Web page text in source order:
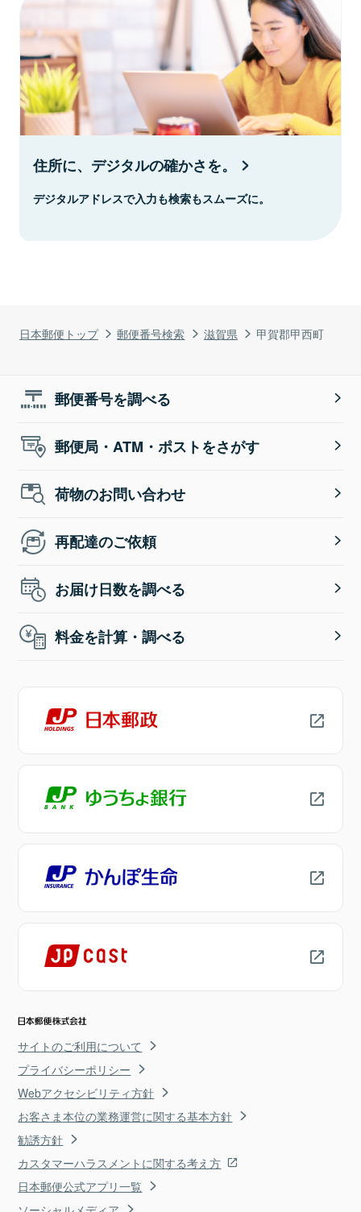
日本郵便トップ 郵便番号検索 滋賀県 甲賀郡甲西町
住所に、デジタルの確かさを。
デジタルアドレスで入力も検索もスムーズに。
郵便番号を調べる
郵便局・ATM・ポストをさがす
荷物のお問い合わせ
再配達のご依頼
お届け日数を調べる
料金を計算・調べる
サイトのご利用について
プライバシーポリシー
Webアクセシビリティ方針
お客さま本位の業務運営に関する基本方針
勧誘方針
カスタマーハラスメントに関する考え方
日本郵便公式アプリ一覧